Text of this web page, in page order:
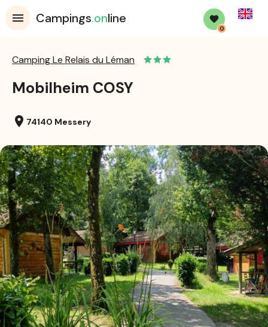
Campings.online
0
English
Camping Le Relais du Léman
Mobilheim COSY
location_on 74140 Messery